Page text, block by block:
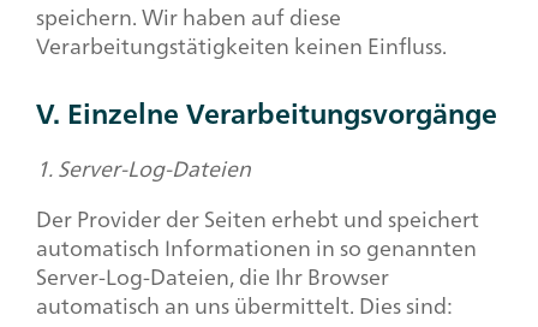
speichern. Wir haben auf diese
Verarbeitungstätigkeiten keinen Einfluss.
V. Einzelne Verarbeitungsvorgänge
1. Server-Log-Dateien
Der Provider der Seiten erhebt und speichert
automatisch Informationen in so genannten
Server-Log-Dateien, die Ihr Browser
automatisch an uns übermittelt. Dies sind: